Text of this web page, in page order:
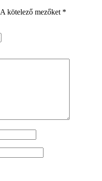
A kötelező mezőket *